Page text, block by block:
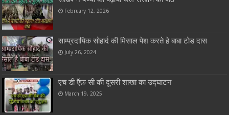
February 12, 2026
साम्प्रदायिक सोहार्द की मिसाल पेश करते हे बाबा टोड दास
July 26, 2024
एच डी ऍफ़ सी की दूसरी शाखा का उद्घाटन
March 19, 2025